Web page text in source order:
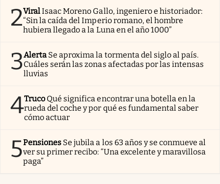
2ViralIsaac Moreno Gallo, ingeniero e historiador:
“Sin la caída del Imperio romano, el hombre
hubiera llegado a la Luna en el año 1000”
3Alerta Se aproxima la tormenta del siglo al país.
Cuáles serán las zonas afectadas por las intensas
lluvias
4Truco Qué significa encontrar una botella en la
rueda del coche y por qué es fundamental saber
cómo actuar
5Pensiones Se jubila a los 63 años y se conmueve al
ver su primer recibo: “Una excelente y maravillosa
paga”